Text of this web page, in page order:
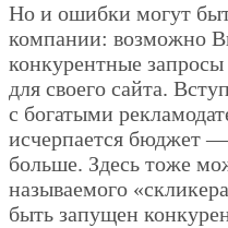
Но и ошибки могут
компании: возможно
конкурентные запросы
для своего сайта.
с богатыми
исчерпается бюджет
больше. Здесь тоже
называемого
быть запущен